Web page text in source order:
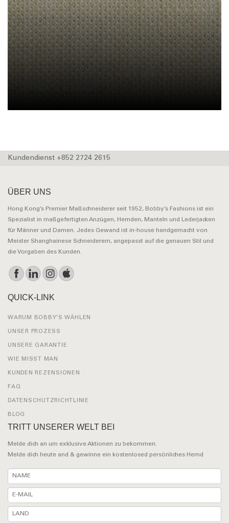
BFRD 24571-250
Kundendienst +852 2724 2615
ÜBER UNS
Hong Kong’s Premier Maßschneiderer seit 1952, Bobby’s Fashions ist ein
Spezialist in maßgefertigten Anzügen, Hemden, Manteln und Lederjacken
für Männer und Damen. Jedes Gewand ist in-house handgemacht von
Meister Shanghainese Schneiderern, angepasst auf die genauen Stil und
die Vorgaben des Kunden.
QUICK-LINK
WARUM BOBBY’S WÄHLEN
UNSER PROZESS
UNSERE GARANTIE
WIE MISST MAN
KUNDEN REZENSIONEN
FAQ
DATENSCHUTZRICHTLINIE
BLOG
TRITT UNSERER WELT BEI
Melde dich an um exklusive Aktionen zu bekommen.
Melde dich heute and & gewinne ein kostenlosed persönliches Hemd